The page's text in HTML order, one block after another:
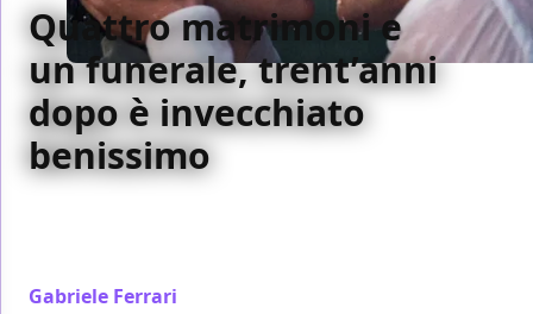
Quattro matrimoni e
un funerale, trent’anni
dopo è invecchiato
benissimo
Gabriele Ferrari